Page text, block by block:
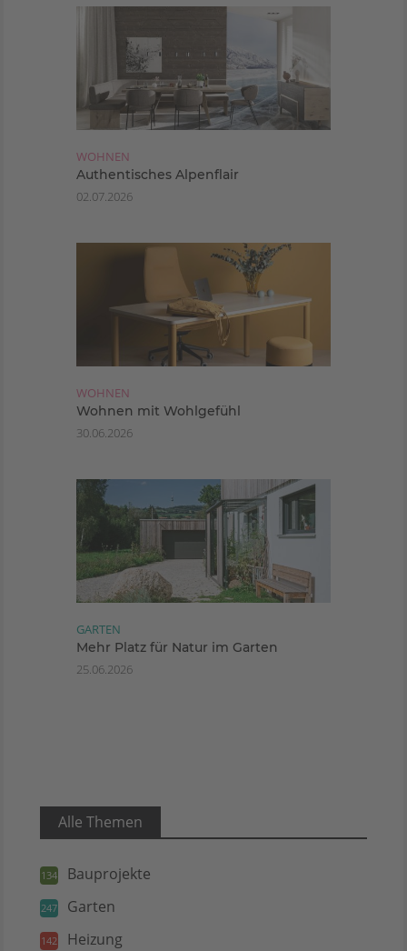
WOHNEN
Authentisches Alpenflair
02.07.2026
WOHNEN
Wohnen mit Wohlgefühl
30.06.2026
GARTEN
Mehr Platz für Natur im Garten
25.06.2026
Alle Themen
134 Bauprojekte
247 Garten
142 Heizung